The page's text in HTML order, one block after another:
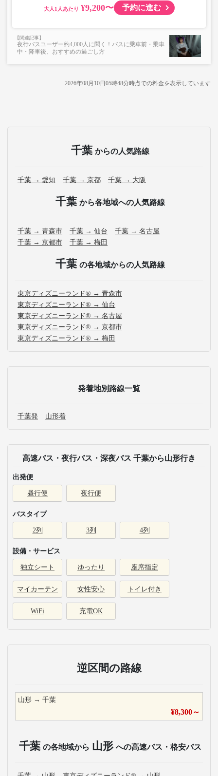
大人 ¥9,200〜 予約に進む
夜行バスユーザー約4,000人に聞く！バスに乗車前・乗車
中・降車後、おすすめの過ごし方
2026年08月10日05時48分時点での料金を表示しています
千葉 からの人気路線
千葉 → 愛知 千葉 → 京都 千葉 → 大阪
千葉 から各地域への人気路線
千葉 → 青森市 千葉 → 仙台
千葉 → 名古屋
千葉 → 京都市
千葉 → 梅田
千葉 の各地域からの人気路線
東京ディズニーランド® → 青森市
東京ディズニーランド® → 仙台
東京ディズニーランド® → 名古屋
東京ディズニーランド® → 京都市
東京ディズニーランド® → 梅田
発着地別路線一覧
千葉発 山形着
高速バス・夜行バス・深夜バス 千葉から山形行き
出発便
昼行便 夜行便
バスタイプ
2列 3列 4列
設備・サービス
独立シート ゆったり 座席指定
マイカーテン 女性安心 トイレ付き
WiFi 充電OK
逆区間の路線
山形 → 千葉
¥8,300～
千葉 の各地域から 山形 への高速バス・格安バス